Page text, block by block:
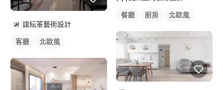
誼紜筌藝術設計
客廳 北歐風
餐廳 廚房 北歐風